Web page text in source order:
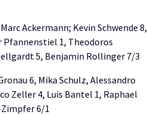
Ackermann; Kevin Schwende 8,
Pfannenstiel 1, Theodoros
5, Benjamin Rollinger 7/3
6, Mika Schulz, Alessandro
Zeller 4, Luis Bantel 1, Raphael
Zimpfer 6/1